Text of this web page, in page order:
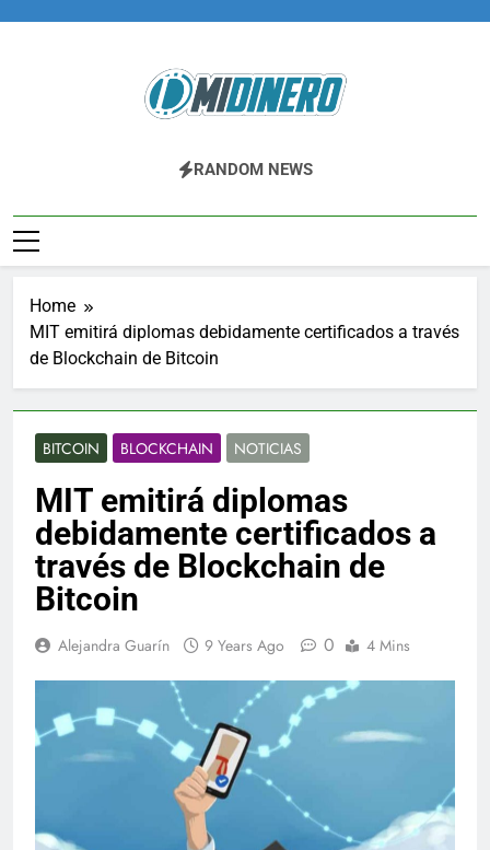
Midinero.co
Fintech, Criptomonedas
RANDOM NEWS
Home
MIT emitirá diplomas debidamente certificados a través
de Blockchain de Bitcoin
BITCOIN BLOCKCHAIN NOTICIAS
MIT emitirá diplomas
debidamente certificados a
través de Blockchain de
Bitcoin
Alejandra Guarín 9 Years Ago 0 4 Mins